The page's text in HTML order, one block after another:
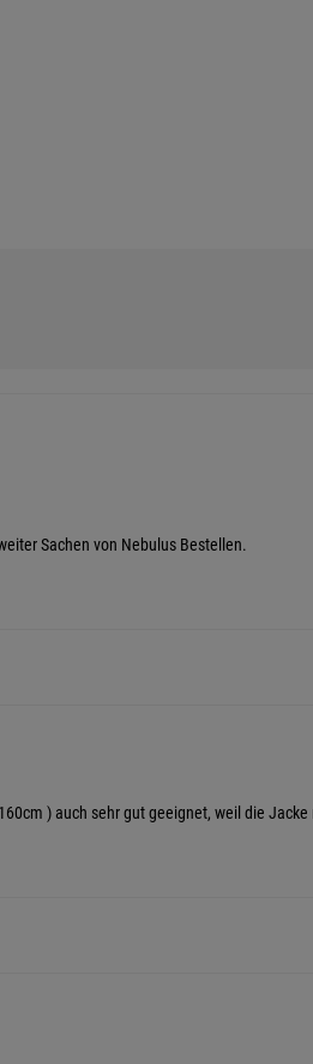
Sachen von Nebulus Bestellen.
) auch sehr gut geeignet, weil die